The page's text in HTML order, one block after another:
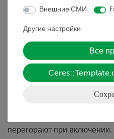
накаливания.
Цели обучения
Цель этого эксперимента
учащиеся поняли, что
номинального тока из-за
перегорают при включении.
Внешние СМИ
Другие настройки
Все